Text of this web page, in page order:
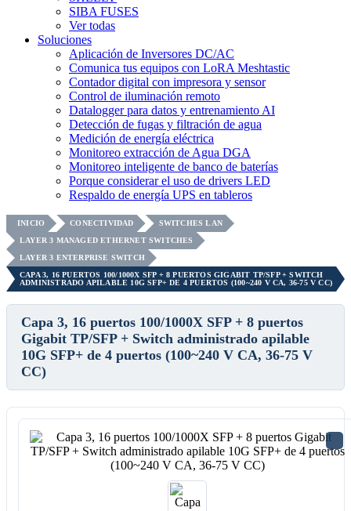
SIBA FUSES
Ver todas
Soluciones
Aplicación de Inversores DC/AC
Comunica tus equipos con LoRA Meshtastic
Contador digital con impresora y sensor
Control de iluminación remoto
Datalogger para datos y entrenamiento AI
Detección de fugas y filtración de agua
Medición de energía eléctrica
Monitoreo extracción de Agua DGA
Monitoreo inteligente de banco de baterías
Porque considerar el uso de drivers LED
Respaldo de energía UPS en tableros
INICIO CONECTIVIDAD
SWITCHES LAN
LAYER 3 MANAGED ETHERNET SWITCHES
LAYER 3 ENTERPRISE SWITCH
CAPA 3, 16 PUERTOS 100/1000X SFP + 8 PUERTOS GIGABIT TP/SFP + SWITCH
ADMINISTRADO APILABLE 10G SFP+ DE 4 PUERTOS (100~240 V CA, 36-75 V CC)
Capa 3, 16 puertos 100/1000X SFP + 8 puertos
Gigabit TP/SFP + Switch administrado apilable
10G SFP+ de 4 puertos (100~240 V CA, 36-75 V
CC)